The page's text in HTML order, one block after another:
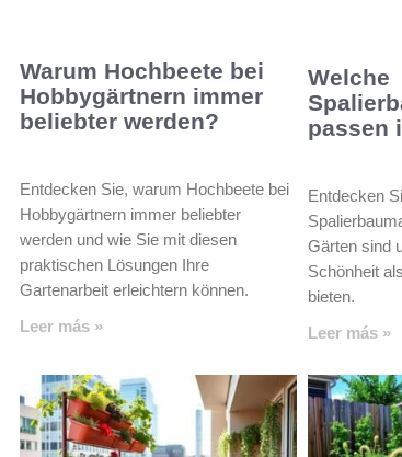
Warum Hochbeete bei
Hobbygärtnern immer
beliebter werden?
Entdecken Sie, warum Hochbeete bei
Hobbygärtnern immer beliebter
werden und wie Sie mit diesen
praktischen Lösungen Ihre
Gartenarbeit erleichtern können.
Leer más »
Welche
passen
Entdecken
Gärten sind
Schönheit
bieten.
Leer más »